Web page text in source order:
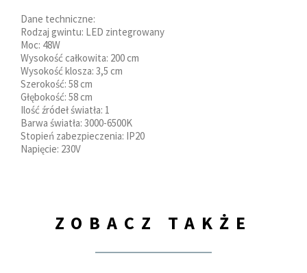
Dane techniczne:
Rodzaj gwintu: LED zintegrowany
Moc: 48W
Wysokość całkowita: 200 cm
Wysokość klosza: 3,5 cm
Szerokość: 58 cm
Głębokość: 58 cm
Ilość źródeł światła: 1
Barwa światła: 3000-6500K
Stopień zabezpieczenia: IP20
Napięcie: 230V
ZOBACZ TAKŻE